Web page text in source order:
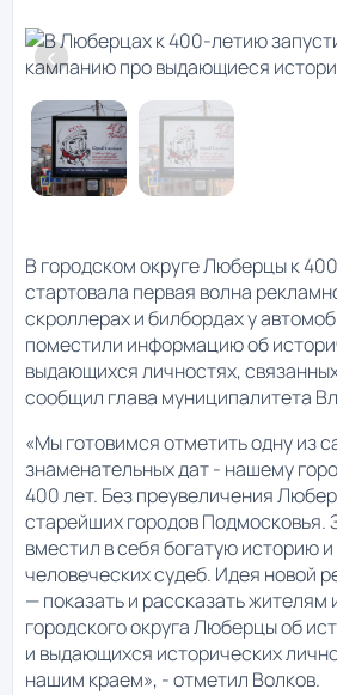
В городском округе Люберцы к
стартовала первая волна
скроллерах и билбордах у
поместили информацию об
выдающихся личностях,
сообщил глава муниципалитета
«Мы готовимся отметить одну из
знаменательных дат - нашему
400 лет. Без преувеличения
старейших городов Подмосковья.
вместил в себя богатую историю
человеческих судеб. Идея новой
— показать и рассказать жителям
городского округа Люберцы об
и выдающихся исторических
нашим краем», - отметил Волков.